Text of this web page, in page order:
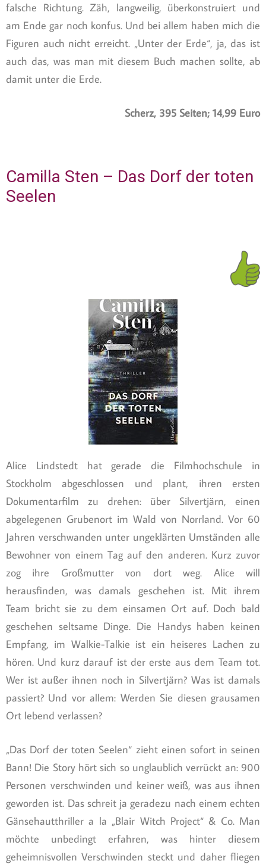
falsche Richtung. Zäh, langweilig, überkonstruiert und
am Ende gar noch konfus. Und bei allem haben mich die
Figuren auch nicht erreicht. „Unter der Erde“, ja, das ist
auch das, was man mit diesem Buch machen sollte, ab
damit unter die Erde.
Scherz, 395 Seiten; 14,99 Euro
Camilla Sten – Das Dorf der toten
Seelen
Alice Lindstedt hat gerade die Filmhochschule in
Stockholm abgeschlossen und plant, ihren ersten
Dokumentarfilm zu drehen: über Silvertjärn, einen
abgelegenen Grubenort im Wald von Norrland. Vor 60
Jahren verschwanden unter ungeklärten Umständen alle
Bewohner von einem Tag auf den anderen. Kurz zuvor
zog ihre Großmutter von dort weg. Alice will
herausfinden, was damals geschehen ist. Mit ihrem
Team bricht sie zu dem einsamen Ort auf. Doch bald
geschehen seltsame Dinge. Die Handys haben keinen
Empfang, im Walkie-Talkie ist ein heiseres Lachen zu
hören. Und kurz darauf ist der erste aus dem Team tot.
Wer ist außer ihnen noch in Silvertjärn? Was ist damals
passiert? Und vor allem: Werden Sie diesen grausamen
Ort lebend verlassen?
„Das Dorf der toten Seelen“ zieht einen sofort in seinen
Bann! Die Story hört sich so unglaublich verrückt an: 900
Personen verschwinden und keiner weiß, was aus ihnen
geworden ist. Das schreit ja geradezu nach einem echten
Gänsehautthriller a la „Blair Witch Project“ & Co. Man
möchte unbedingt erfahren, was hinter diesem
geheimnisvollen Verschwinden steckt und daher fliegen